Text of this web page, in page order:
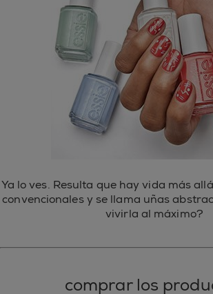
Ya lo ves. Resulta que hay vida más
convencionales y se llama uñas
vivirla al máximo?
comprar los